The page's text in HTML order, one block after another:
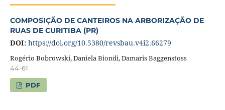
COMPOSIÇÃO DE CANTEIROS NA ARBORIZAÇÃO DE
RUAS DE CURITIBA (PR)
DOI: https://doi.org/10.5380/revsbau.v4i2.66279
Rogério Bobrowski, Daniela Biondi, Damaris Baggenstoss
44-61
PDF